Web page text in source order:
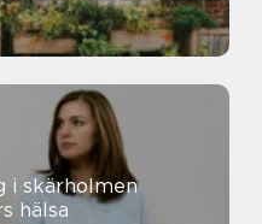
i skärholmen
hälsa